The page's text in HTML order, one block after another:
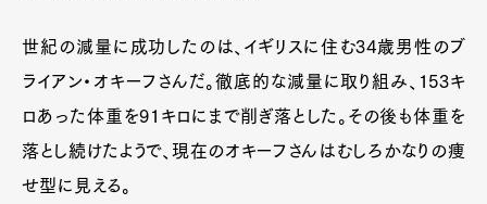
世紀の減量に成功したのは、イギリスに住む34歳男性のブ
ライアン・オキーフさんだ。徹底的な減量に取り組み、153キ
ロあった体重を91キロにまで削ぎ落とした。その後も体重を
落とし続けたようで、現在のオキーフさんはむしろかなりの痩
せ型に見える。